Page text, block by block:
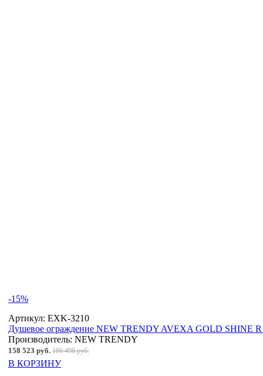
-15%
Артикул: EXK-3210
Душевое ограждение NEW TRENDY AVEXA GOLD SHINE R
Производитель: NEW TRENDY
158 523 руб. 186 498 руб.
В КОРЗИНУ